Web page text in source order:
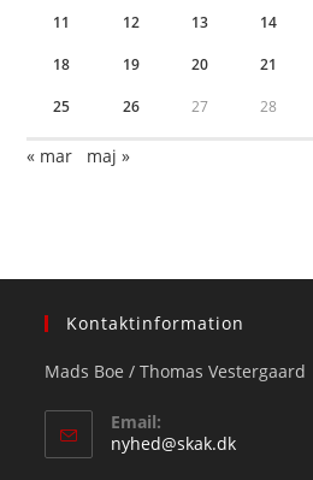
11 12 13 14
18 19 20 21
25 26 27 28
« mar maj »
Kontaktinformation
Mads Boe / Thomas Vestergaard
Email:
nyhed@skak.dkOpens